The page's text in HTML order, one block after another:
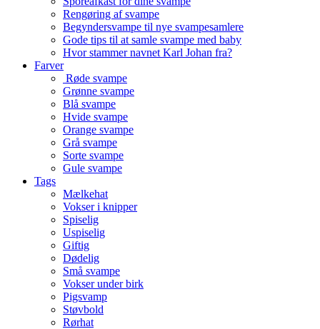
Rengøring af svampe
Begyndersvampe til nye svampesamlere
Gode tips til at samle svampe med baby
Hvor stammer navnet Karl Johan fra?
Farver
Røde svampe
Grønne svampe
Blå svampe
Hvide svampe
Orange svampe
Grå svampe
Sorte svampe
Gule svampe
Tags
Mælkehat
Vokser i knipper
Spiselig
Uspiselig
Giftig
Dødelig
Små svampe
Vokser under birk
Pigsvamp
Støvbold
Rørhat